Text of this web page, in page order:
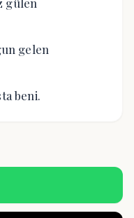
gelen
beni.